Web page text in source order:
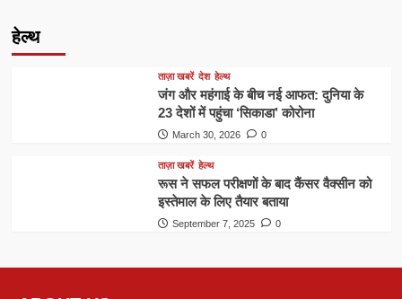
हेल्थ
ताज़ा खबरें देश हेल्थ
जंग और महंगाई के बीच नई आफत: दुनिया के
23 देशों में पहुंचा ‘सिकाडा’ कोरोना
March 30, 2026 0
ताज़ा खबरें हेल्थ
रूस ने सफल परीक्षणों के बाद कैंसर वैक्सीन को
इस्तेमाल के लिए तैयार बताया
September 7, 2025 0